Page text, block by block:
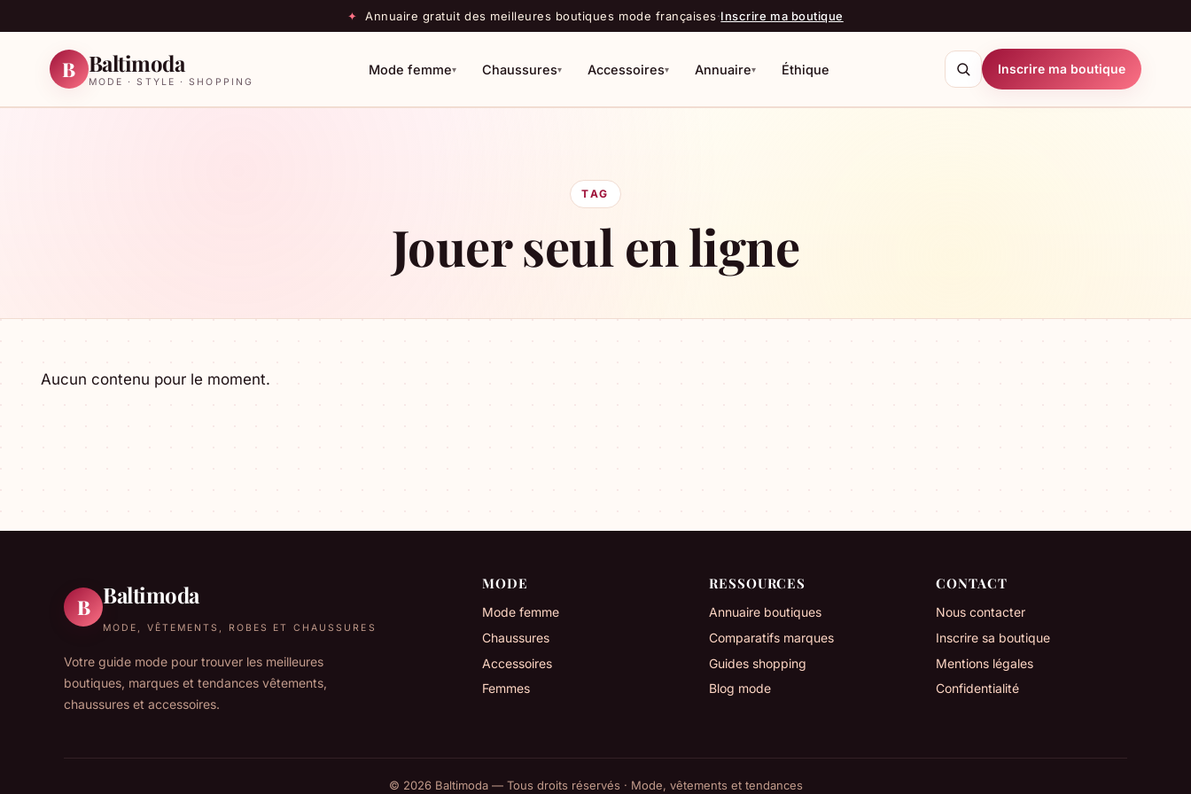
✦ Annuaire gratuit des meilleures boutiques mode françaises·Inscrire ma boutique
B Baltimoda
MODE · STYLE · SHOPPING
Mode femme▾ Chaussures▾ Accessoires▾ Annuaire▾ Éthique Inscrire ma boutique
TAG
Jouer seul en ligne
Aucun contenu pour le moment.
B Baltimoda
MODE, VÊTEMENTS, ROBES ET CHAUSSURES
Votre guide mode pour trouver les meilleures
boutiques, marques et tendances vêtements,
chaussures et accessoires.
MODE
Mode femme
Chaussures
Accessoires
Femmes
RESSOURCES
Annuaire boutiques
Comparatifs marques
Guides shopping
Blog mode
CONTACT
Nous contacter
Inscrire sa boutique
Mentions légales
Confidentialité
© 2026 Baltimoda — Tous droits réservés · Mode, vêtements et tendances